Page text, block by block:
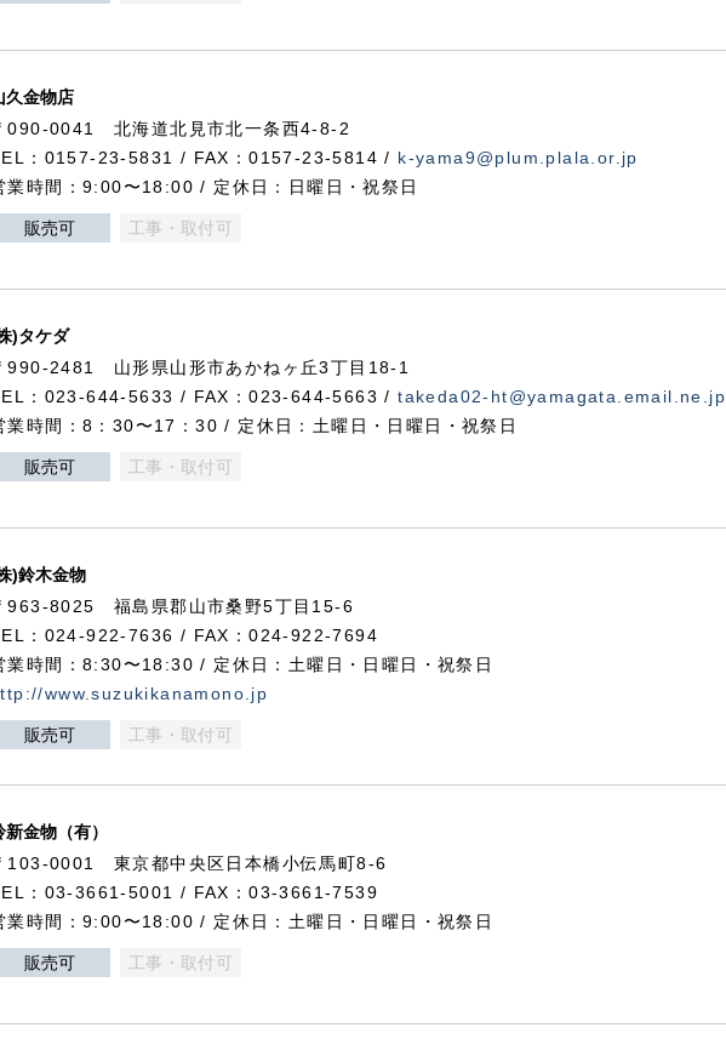
久金物店
090-0041 北海道北見市北一条西4-8-2
：0157-23-5831 / FAX：0157-23-5814 / k-yama9@plum.plala.or.jp
業時間：9:00〜18:00 / 定休日：日曜日・祝祭日
販売可 工事・取付可
)タケダ
990-2481 山形県山形市あかねヶ丘3丁目18-1
：023-644-5633 / FAX：023-644-5663 /takeda02-ht@yamagata.email.ne.jp
業時間：8：30〜17：30 / 定休日：土曜日・日曜日・祝祭日
販売可 工事・取付可
)鈴木金物
963-8025 福島県郡山市桑野5丁目15-6
：024-922-7636 / FAX：024-922-7694
業時間：8:30〜18:30 / 定休日：土曜日・日曜日・祝祭日
www.suzukikanamono.jp
販売可 工事・取付可
新金物（有）
103-0001 東京都中央区日本橋小伝馬町8-6
：03-3661-5001 / FAX：03-3661-7539
業時間：9:00〜18:00 / 定休日：土曜日・日曜日・祝祭日
販売可 工事・取付可